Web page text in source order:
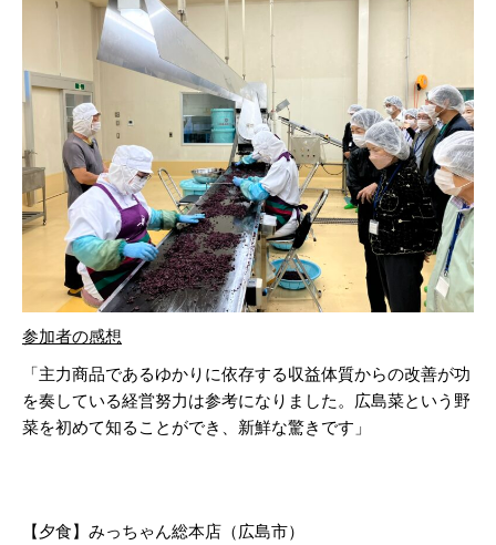
参加者の感想
「主力商品であるゆかりに依存する収益体質からの改善が功
を奏している経営努力は参考になりました。広島菜という野
菜を初めて知ることができ、新鮮な驚きです」
【夕食】みっちゃん総本店（広島市）